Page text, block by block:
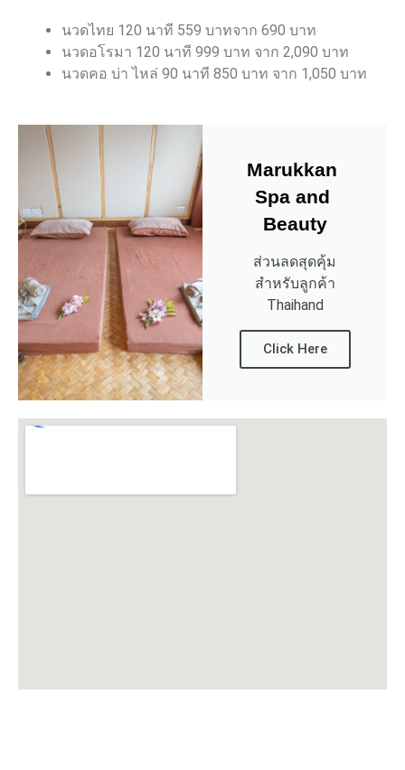
นวดไทย 120 นาที 559 บาทจาก 690 บาท
นวดอโรมา 120 นาที 999 บาท จาก 2,090 บาท
นวดคอ บ่า ไหล่ 90 นาที 850 บาท จาก 1,050 บาท
Marukkan
Spa and
Beauty
ส่วนลดสุดคุ้ม
สำหรับลูกค้า
Thaihand
Click Here